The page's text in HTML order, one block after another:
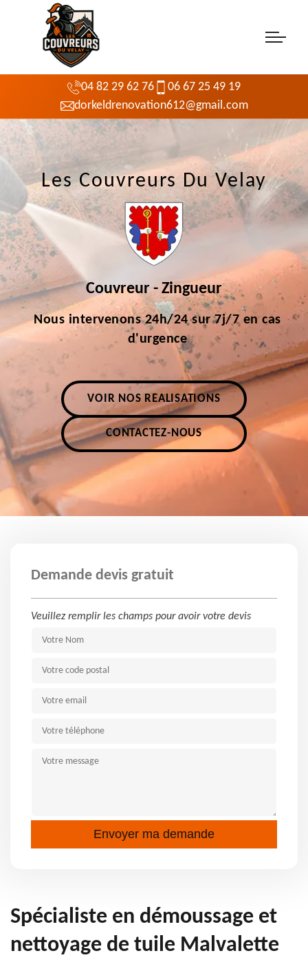
04 82 29 62 76
06 67 25 49 19
dorkeldrenovation612@gmail.com
Les Couvreurs Du Velay
Couvreur - Zingueur
Nous intervenons 24h/24 sur 7j/7 en cas
d'urgence
VOIR NOS RÉALISATIONS
CONTACTEZ-NOUS
Demande devis gratuit
Veuillez remplir les champs pour avoir votre devis
Spécialiste en démoussage et
nettoyage de tuile Malvalette